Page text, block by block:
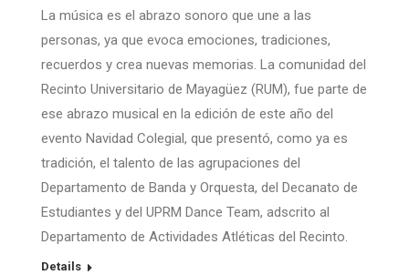
La música es el abrazo sonoro que une a las
personas, ya que evoca emociones, tradiciones,
recuerdos y crea nuevas memorias. La comunidad del
Recinto Universitario de Mayagüez (RUM), fue parte de
ese abrazo musical en la edición de este año del
evento Navidad Colegial, que presentó, como ya es
tradición, el talento de las agrupaciones del
Departamento de Banda y Orquesta, del Decanato de
Estudiantes y del UPRM Dance Team, adscrito al
Departamento de Actividades Atléticas del Recinto.
Details